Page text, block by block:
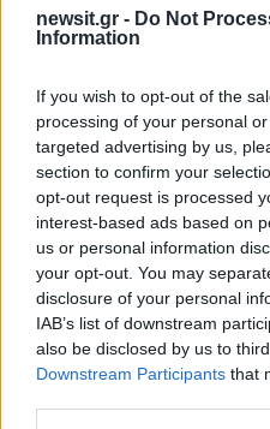
newsit.gr - Do Not
Information
If you wish to opt-out of the
processing of your personal
targeted advertising by us,
section to confirm your
opt-out request is processed
interest-based ads based on
us or personal information
your opt-out. You may
disclosure of your personal
IAB’s list of downstream
also be disclosed by us to
Downstream Participants that
Λίγη ώρα μετά,
οποίοιομολόγησαν
και το ότι πέταξαν τη
Aρχές τους πέρασαν
σε εξέλιξη είναι η
σορού. Στο σημείο έχει
ΕΜΑΚ.
Την υπόθεση
Διεύθυνση
Εγκλήματος.